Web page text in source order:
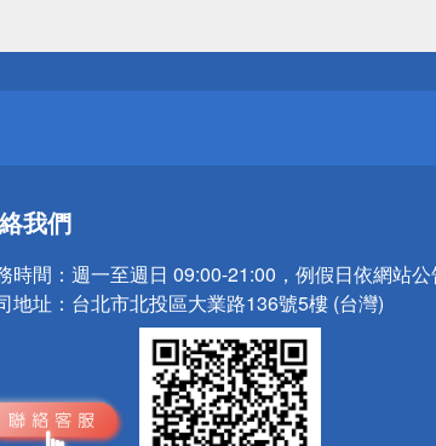
我們
時間： 週一至週日 09:00-21:00，例假日依網站
地址： 台北市北投區大業路136號5樓 (台灣)